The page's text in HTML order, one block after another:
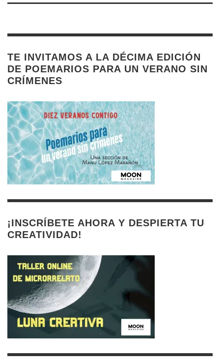
TE INVITAMOS A LA DÉCIMA EDICIÓN
DE POEMARIOS PARA UN VERANO SIN
CRÍMENES
¡INSCRÍBETE AHORA Y DESPIERTA TU
CREATIVIDAD!